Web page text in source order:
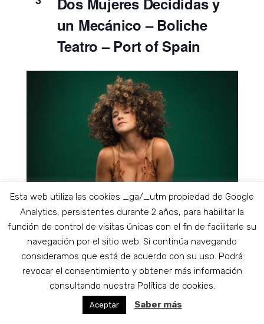
un Mecánico – Boliche
Teatro – Port of Spain
22:00-23:30
Cyrille Aimée
Esta web utiliza las cookies _ga/_utm propiedad de Google
Analytics, persistentes durante 2 años, para habilitar la
función de control de visitas únicas con el fin de facilitarle su
navegación por el sitio web. Si continúa navegando
consideramos que está de acuerdo con su uso. Podrá
revocar el consentimiento y obtener más información
consultando nuestra Política de cookies.
Aceptar Saber más